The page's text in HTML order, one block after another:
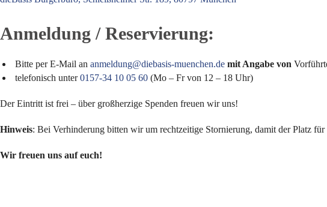
Anmeldung / Reservierung:
Bitte per E-Mail an anmeldung@diebasis-muenchen.de mit Angabe von
telefonisch unter0157-34 10 05 60(Mo – Fr von 12 – 18 Uhr)
Der Eintritt ist frei – über großherzige Spenden freuen wir uns!
Hinweis: Bei Verhinderung bitten wir um rechtzeitige Stornierung, damit der Platz
Wir freuen uns auf euch!